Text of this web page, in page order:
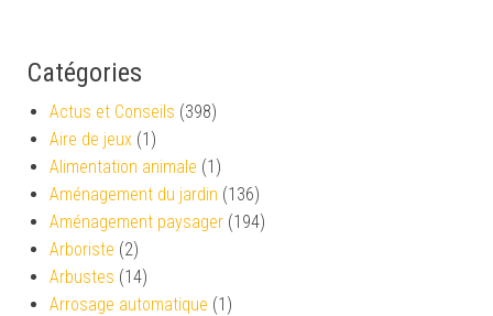
Catégories
Actus et Conseils (398)
Aire de jeux (1)
Alimentation animale (1)
Aménagement du jardin (136)
Aménagement paysager (194)
Arboriste (2)
Arbustes (14)
Arrosage automatique (1)